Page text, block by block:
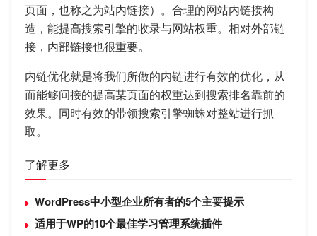
页面，也称之为站内链接）。合理的网站内链接构
造，能提高搜索引擎的收录与网站权重。相对外部链
接，内部链接也很重要。
内链优化就是将我们所做的内链进行有效的优化，从
而能够间接的提高某页面的权重达到搜索排名靠前的
效果。同时有效的带领搜索引擎蜘蛛对整站进行抓
取。
了解更多
WordPress中小型企业所有者的5个主要提示
适用于WP的10个最佳学习管理系统插件